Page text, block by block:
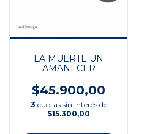
LA MUERTE UN
AMANECER
$45.900,00
3 cuotas sin interés de
$15.300,00